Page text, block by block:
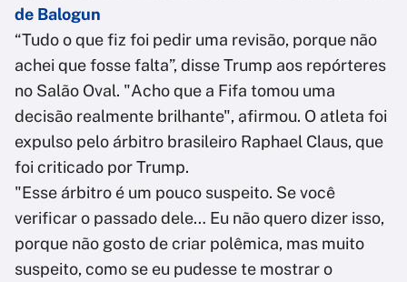
de Balogun
“Tudo o que fiz foi pedir uma revisão, porque não
achei que fosse falta”, disse Trump aos repórteres
no Salão Oval. "Acho que a Fifa tomou uma
decisão realmente brilhante", afirmou. O atleta foi
expulso pelo árbitro brasileiro Raphael Claus, que
foi criticado por Trump.
"Esse árbitro é um pouco suspeito. Se você
verificar o passado dele… Eu não quero dizer isso,
porque não gosto de criar polêmica, mas muito
suspeito, como se eu pudesse te mostrar o